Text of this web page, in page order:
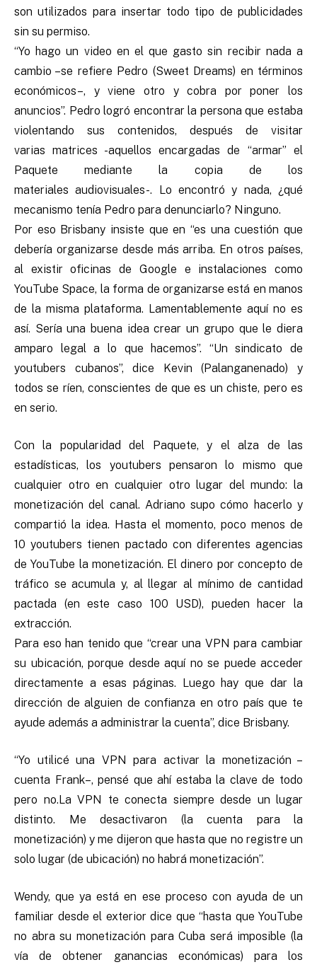
son utilizados para insertar todo tipo de publicidades
sin su permiso.
“Yo hago un video en el que gasto sin recibir nada a
cambio –se refiere Pedro (Sweet Dreams) en términos
económicos–, y viene otro y cobra por poner los
anuncios”. Pedro logró encontrar la persona que estaba
violentando sus contenidos, después de visitar
varias matrices -aquellos encargadas de “armar” el
Paquete mediante la copia de los
materiales audiovisuales-. Lo encontró y nada, ¿qué
mecanismo tenía Pedro para denunciarlo? Ninguno.
Por eso Brisbany insiste que en “es una cuestión que
debería organizarse desde más arriba. En otros países,
al existir oficinas de Google e instalaciones como
YouTube Space, la forma de organizarse está en manos
de la misma plataforma. Lamentablemente aquí no es
así. Sería una buena idea crear un grupo que le diera
amparo legal a lo que hacemos”. “Un sindicato de
youtubers cubanos”, dice Kevin (Palanganenado) y
todos se ríen, conscientes de que es un chiste, pero es
en serio.
Con la popularidad del Paquete, y el alza de las
estadísticas, los youtubers pensaron lo mismo que
cualquier otro en cualquier otro lugar del mundo: la
monetización del canal. Adriano supo cómo hacerlo y
compartió la idea. Hasta el momento, poco menos de
10 youtubers tienen pactado con diferentes agencias
de YouTube la monetización. El dinero por concepto de
tráfico se acumula y, al llegar al mínimo de cantidad
pactada (en este caso 100 USD), pueden hacer la
extracción.
Para eso han tenido que “crear una VPN para cambiar
su ubicación, porque desde aquí no se puede acceder
directamente a esas páginas. Luego hay que dar la
dirección de alguien de confianza en otro país que te
ayude además a administrar la cuenta”, dice Brisbany.
“Yo utilicé una VPN para activar la monetización –
cuenta Frank–, pensé que ahí estaba la clave de todo
pero no.La VPN te conecta siempre desde un lugar
distinto. Me desactivaron (la cuenta para la
monetización) y me dijeron que hasta que no registre un
solo lugar (de ubicación) no habrá monetización”.
Wendy, que ya está en ese proceso con ayuda de un
familiar desde el exterior dice que “hasta que YouTube
no abra su monetización para Cuba será imposible (la
vía de obtener ganancias económicas) para los